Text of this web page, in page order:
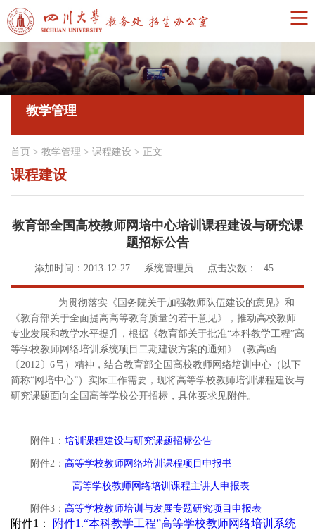
教学管理
首页 > 教学管理 > 课程建设 > 正文
课程建设
教育部全国高校教师网培中心培训课程建设与研究课
题招标公告
添加时间：2013-12-27 系统管理员 点击次数： 45
为贯彻落实《国务院关于加强教师队伍建设的意见》和
《教育部关于全面提高高等教育质量的若干意见》，推动高校教师
专业发展和教学水平提升，根据《教育部关于批准“本科教学工程”高
等学校教师网络培训系统项目二期建设方案的通知》（教高函
〔2012〕6号）精神，结合教育部全国高校教师网络培训中心（以下
简称“网培中心”）实际工作需要，现将高等学校教师培训课程建设与
研究课题面向全国高等学校公开招标，具体要求见附件。
附件1： 培训课程建设与研究课题招标公告
附件2： 高等学校教师网络培训课程项目申报书
高等学校教师网络培训课程主讲人申报表
附件3： 高等学校教师培训与发展专题研究项目申报表
附件1：
附件1.“本科教学工程”高等学校教师网络培训系统